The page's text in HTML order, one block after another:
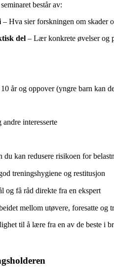
består av:
– Hva sier forskningen om skader
del – Lær konkrete øvelser og
år og oppover (yngre barn kan
andre interesserte
kan redusere risikoen for
treningshygiene og restitusjon
og få råd direkte fra en ekspert
mellom utøvere, foresatte og
til å lære fra en av de beste i